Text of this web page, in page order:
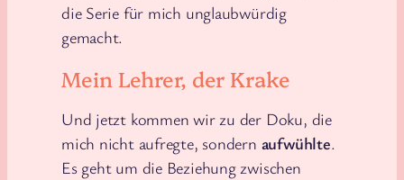
die Serie für mich unglaubwürdig
gemacht.
Mein Lehrer, der Krake
Und jetzt kommen wir zu der Doku, die
mich nicht aufregte, sondern aufwühlte.
Es geht um die Beziehung zwischen